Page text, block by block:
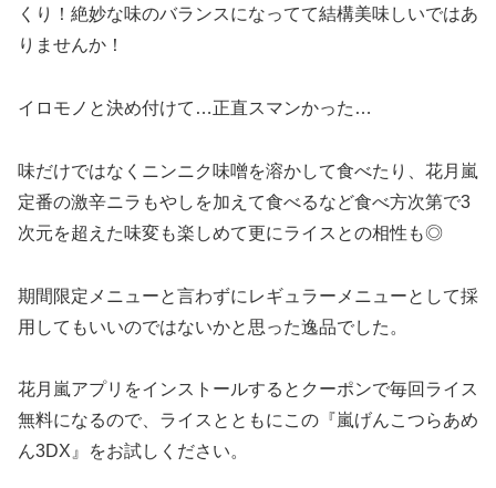
くり！絶妙な味のバランスになってて結構美味しいではあ
りませんか！
イロモノと決め付けて…正直スマンかった…
味だけではなくニンニク味噌を溶かして食べたり、花月嵐
定番の激辛ニラもやしを加えて食べるなど食べ方次第で3
次元を超えた味変も楽しめて更にライスとの相性も◎
期間限定メニューと言わずにレギュラーメニューとして採
用してもいいのではないかと思った逸品でした。
花月嵐アプリをインストールするとクーポンで毎回ライス
無料になるので、ライスとともにこの『嵐げんこつらあめ
ん3DX』をお試しください。